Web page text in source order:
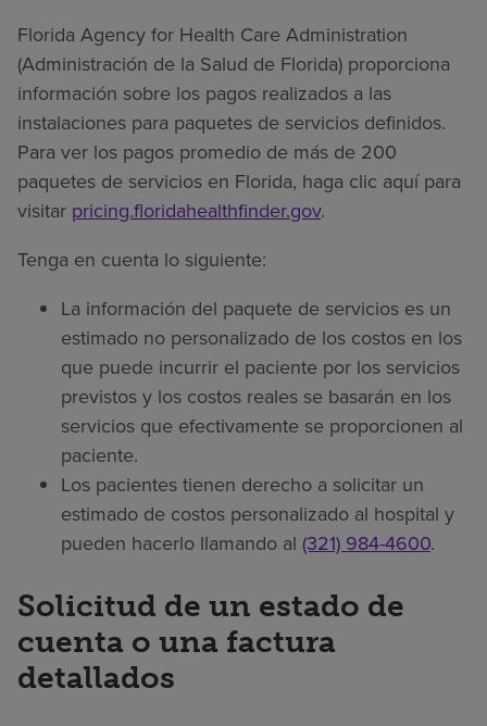
Florida Agency for Health Care Administration
(Administración de la Salud de Florida) proporciona
información sobre los pagos realizados a las
instalaciones para paquetes de servicios definidos.
Para ver los pagos promedio de más de 200
paquetes de servicios en Florida, haga clic aquí para
visitar pricing.floridahealthfinder.gov.
Tenga en cuenta lo siguiente:
La información del paquete de servicios es un
estimado no personalizado de los costos en los
que puede incurrir el paciente por los servicios
previstos y los costos reales se basarán en los
servicios que efectivamente se proporcionen al
paciente.
Los pacientes tienen derecho a solicitar un
estimado de costos personalizado al hospital y
pueden hacerlo llamando al (321) 984-4600.
Solicitud de un estado de
cuenta o una factura
detallados